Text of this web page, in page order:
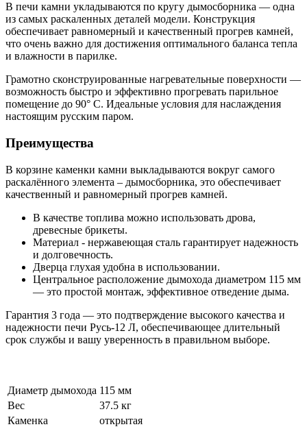
В печи камни укладываются по кругу дымосборника — одна
из самых раскаленных деталей модели. Конструкция
обеспечивает равномерный и качественный прогрев камней,
что очень важно для достижения оптимального баланса тепла
и влажности в парилке.
Грамотно сконструированные нагревательные поверхности —
возможность быстро и эффективно прогревать парильное
помещение до 90° C. Идеальные условия для наслаждения
настоящим русским паром.
Преимущества
В корзине каменки камни выкладываются вокруг самого
раскалённого элемента – дымосборника, это обеспечивает
качественный и равномерный прогрев камней.
В качестве топлива можно использовать дрова,
древесные брикеты.
Материал - нержавеющая сталь гарантирует надежность
и долговечность.
Дверца глухая удобна в использовании.
Центральное расположение дымохода диаметром 115 мм
— это простой монтаж, эффективное отведение дыма.
Гарантия 3 года — это подтверждение высокого качества и
надежности печи Русь-12 Л, обеспечивающее длительный
срок службы и вашу уверенность в правильном выборе.
Диаметр дымохода 115 мм
Вес
37.5 кг
Каменка
открытая